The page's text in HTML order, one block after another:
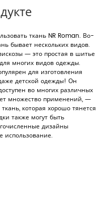
ткань NR Roman. Во-
бывает нескольких видов.
— это простая в шитье
многих видов одежды.
для изготовления
детской одежды! Он
во многих различных
множество применений, —
которая хорошо тянется
также могут быть
дизайны
использование.